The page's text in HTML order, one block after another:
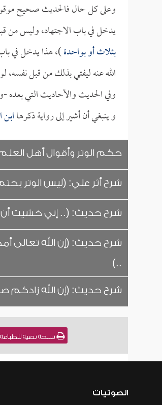
وعلى كل حال فالحديث صحيح
يدخل في باب الاجتهاد، وليس من
بثلاث أو بواحدة)، هذا يدخل في
الله عنه ليفتي بذلك من قبل نفسه،
وفي الحديث والأحاديث التي
و ينبغي أن أشير إلى رواية ذكرهاابن
حكم الوتر وأقوال أهل
شرح أثر علي: (ليس الوتر
شرح حديث: (.. إني خشيت أن
شرح حديث: (إن الله تعالى
..)
شرح حديث: (إن الله زادكم
نسخة نصية للطباعة , شرح
الصوتيات